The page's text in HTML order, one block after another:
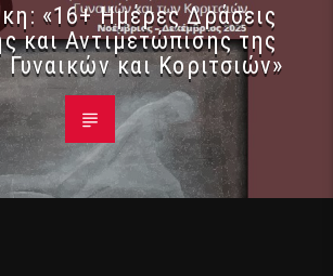
«16+ Ημέρες Δράσεις
και Αντιμετώπισης της
Γυναικών και Κοριτσιών»